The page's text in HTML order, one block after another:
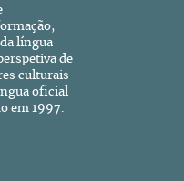
língua
de
culturais
oficial
em 1997.